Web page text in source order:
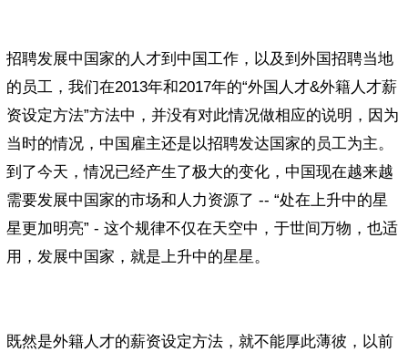
招聘发展中国家的人才到中国工作，以及到外国招聘当地
的员工，我们在2013年和2017年的“外国人才&外籍人才薪
资设定方法”方法中，并没有对此情况做相应的说明，因为
当时的情况，中国雇主还是以招聘发达国家的员工为主。
到了今天，情况已经产生了极大的变化，中国现在越来越
需要发展中国家的市场和人力资源了 -- “处在上升中的星
星更加明亮” - 这个规律不仅在天空中，于世间万物，也适
用，发展中国家，就是上升中的星星。
既然是外籍人才的薪资设定方法，就不能厚此薄彼，以前